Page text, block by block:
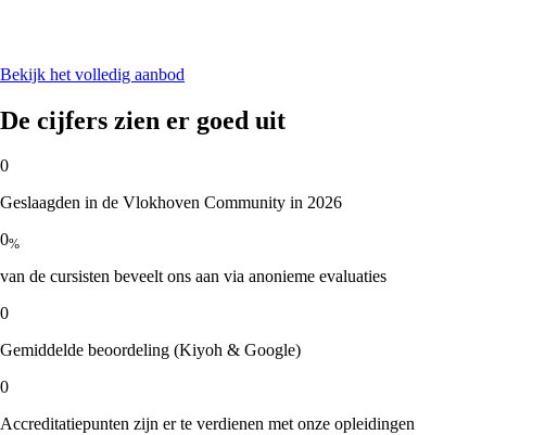
Bekijk het volledig aanbod
De cijfers zien er goed uit
0
Geslaagden in de Vlokhoven Community in 2026
0%
van de cursisten beveelt ons aan via anonieme evaluaties
0
Gemiddelde beoordeling (Kiyoh & Google)
0
Accreditatiepunten zijn er te verdienen met onze opleidingen